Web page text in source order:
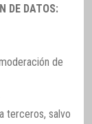
DE DATOS:
de
terceros, salvo